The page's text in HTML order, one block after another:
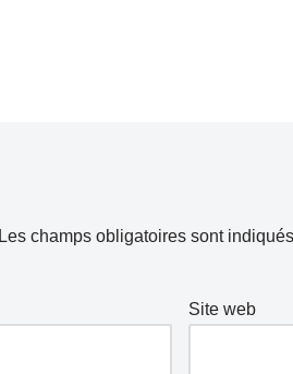
Les champs obligatoires sont
Site web